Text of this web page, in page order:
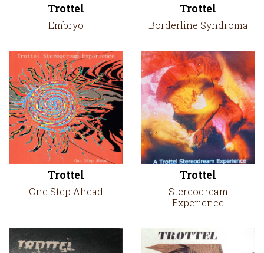
Trottel
Embryo
Trottel
Borderline Syndroma
Trottel
One Step Ahead
Trottel
Stereodream
Experience